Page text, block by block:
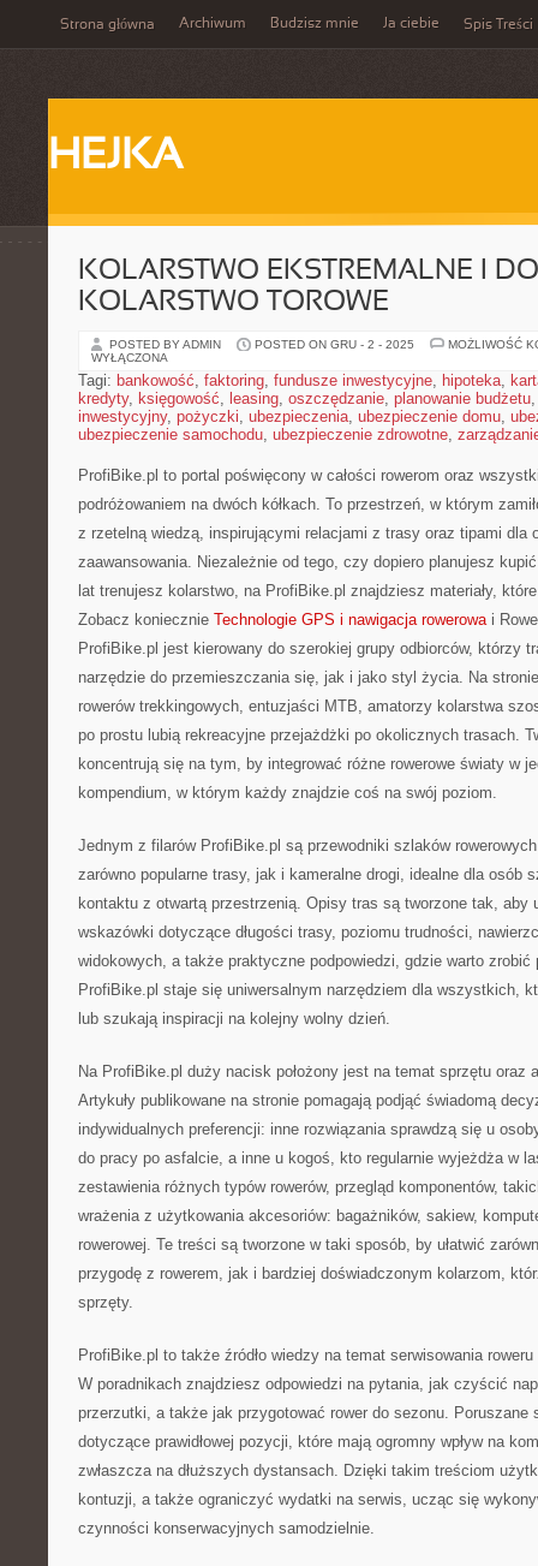
Strona główna Archiwum Budzisz mnie Ja ciebie Spis Treści
HEJKA
KOLARSTWO EKSTREMALNE I
KOLARSTWO TOROWE
POSTED BY ADMIN POSTED ON GRU - 2 - 2025
MOŻLIWOŚĆ
WYŁĄCZONA
Tagi: bankowość, faktoring, fundusze inwestycyjne, hipoteka,
kredyty, księgowość, leasing, oszczędzanie, planowanie budżetu
inwestycyjny, pożyczki, ubezpieczenia, ubezpieczenie domu,
ubezpieczenie samochodu, ubezpieczenie zdrowotne,
ProfiBike.pl to portal poświęcony w całości rowerom oraz
podróżowaniem na dwóch kółkach. To przestrzeń, w którym
z rzetelną wiedzą, inspirującymi relacjami z trasy oraz tipami dla
zaawansowania. Niezależnie od tego, czy dopiero planujesz
lat trenujesz kolarstwo, na ProfiBike.pl znajdziesz materiały,
Zobacz koniecznie Technologie GPS i nawigacja rowerowai
ProfiBike.pl jest kierowany do szerokiej grupy odbiorców, którzy
narzędzie do przemieszczania się, jak i jako styl życia. Na
rowerów trekkingowych, entuzjaści MTB, amatorzy kolarstwa
po prostu lubią rekreacyjne przejażdżki po okolicznych trasach.
koncentrują się na tym, by integrować różne rowerowe światy w
kompendium, w którym każdy znajdzie coś na swój poziom.
Jednym z filarów ProfiBike.pl są przewodniki szlaków
zarówno popularne trasy, jak i kameralne drogi, idealne dla osób
kontaktu z otwartą przestrzenią. Opisy tras są tworzone tak, aby
wskazówki dotyczące długości trasy, poziomu trudności,
widokowych, a także praktyczne podpowiedzi, gdzie warto zrobić
ProfiBike.pl staje się uniwersalnym narzędziem dla wszystkich,
lub szukają inspiracji na kolejny wolny dzień.
Na ProfiBike.pl duży nacisk położony jest na temat sprzętu oraz
Artykuły publikowane na stronie pomagają podjąć świadomą
indywidualnych preferencji: inne rozwiązania sprawdzą się u
do pracy po asfalcie, a inne u kogoś, kto regularnie wyjeżdża w
zestawienia różnych typów rowerów, przegląd komponentów,
wrażenia z użytkowania akcesoriów: bagażników, sakiew,
rowerowej. Te treści są tworzone w taki sposób, by ułatwić
przygodę z rowerem, jak i bardziej doświadczonym kolarzom,
sprzęty.
ProfiBike.pl to także źródło wiedzy na temat serwisowania
W poradnikach znajdziesz odpowiedzi na pytania, jak czyścić
przerzutki, a także jak przygotować rower do sezonu. Poruszane
dotyczące prawidłowej pozycji, które mają ogromny wpływ na
zwłaszcza na dłuższych dystansach. Dzięki takim treściom
kontuzji, a także ograniczyć wydatki na serwis, ucząc się
czynności konserwacyjnych samodzielnie.